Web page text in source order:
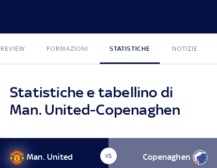
FORMAZIONI STATISTICHE NOTIZIE
Statistiche e tabellino di
Man. United-Copenaghen
Man. United VS Copenaghen